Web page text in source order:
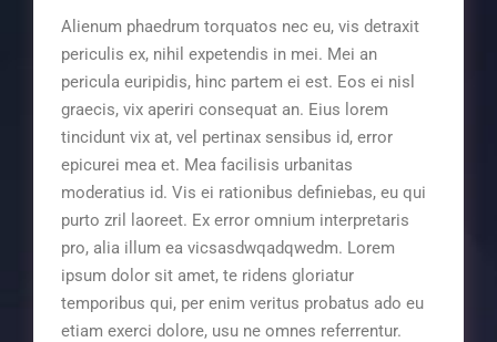
Alienum phaedrum torquatos nec eu, vis detraxit
periculis ex, nihil expetendis in mei. Mei an
pericula euripidis, hinc partem ei est. Eos ei nisl
graecis, vix aperiri consequat an. Eius lorem
tincidunt vix at, vel pertinax sensibus id, error
epicurei mea et. Mea facilisis urbanitas
moderatius id. Vis ei rationibus definiebas, eu qui
purto zril laoreet. Ex error omnium interpretaris
pro, alia illum ea vicsasdwqadqwedm. Lorem
ipsum dolor sit amet, te ridens gloriatur
temporibus qui, per enim veritus probatus ado eu
etiam exerci dolore, usu ne omnes referrentur.